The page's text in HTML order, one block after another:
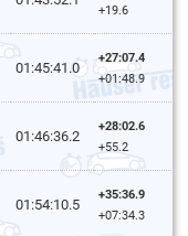
+19.6
01:45:41.0
+27:07.4
+01:48.9
01:46:36.2
+28:02.6
+55.2
01:54:10.5
+35:36.9
+07:34.3